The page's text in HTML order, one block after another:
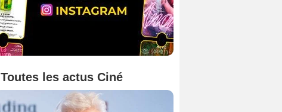
Toutes les actus Ciné